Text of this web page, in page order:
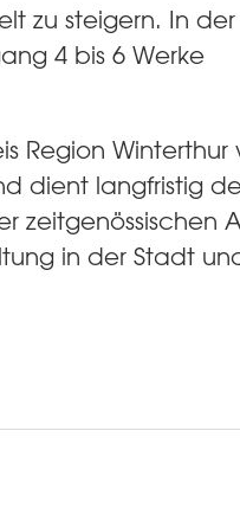
zu steigern. In der
4 bis 6 Werke
Region Winterthur
dient langfristig
zeitgenössischen
in der Stadt